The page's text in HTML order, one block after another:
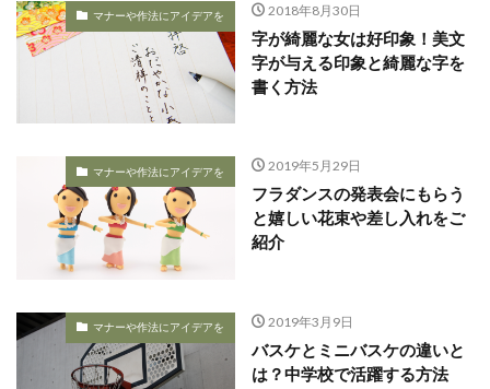
マナーや作法にアイデアを 2018年8月30日
字が綺麗な女は好印象！美文
字が与える印象と綺麗な字を
書く方法
マナーや作法にアイデアを 2019年5月29日
フラダンスの発表会にもらう
と嬉しい花束や差し入れをご
紹介
マナーや作法にアイデアを 2019年3月9日
バスケとミニバスケの違いと
は？中学校で活躍する方法